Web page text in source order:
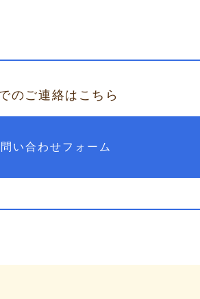
のご連絡はこちら
い合わせフォーム